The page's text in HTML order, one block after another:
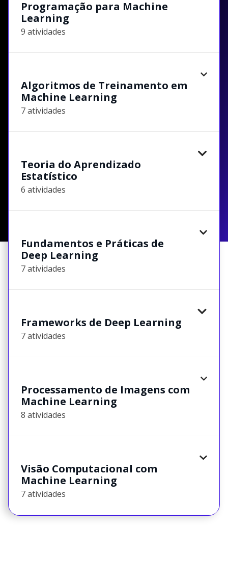
Programação para Machine
Learning
9 atividades
Algoritmos de Treinamento em
Machine Learning
7 atividades
Teoria do Aprendizado
Estatístico
6 atividades
Fundamentos e Práticas de
Deep Learning
7 atividades
Frameworks de Deep Learning
7 atividades
Processamento de Imagens com
Machine Learning
8 atividades
Visão Computacional com
Machine Learning
7 atividades